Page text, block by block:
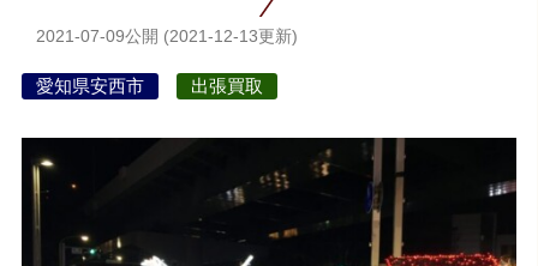
2021-07-09公開 (2021-12-13更新)
愛知県安西市 出張買取